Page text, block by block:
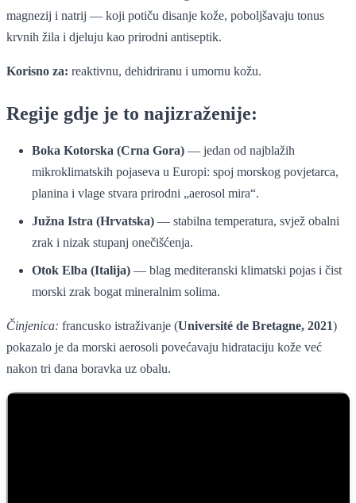
magnezij i natrij — koji potiču disanje kože, poboljšavaju tonus
krvnih žila i djeluju kao prirodni antiseptik.
Korisno za: reaktivnu, dehidriranu i umornu kožu.
Regije gdje je to najizraženije:
Boka Kotorska (Crna Gora) — jedan od najblažih
mikroklimatskih pojaseva u Europi: spoj morskog povjetarca,
planina i vlage stvara prirodni „aerosol mira“.
Južna Istra (Hrvatska) — stabilna temperatura, svjež obalni
zrak i nizak stupanj onečišćenja.
Otok Elba (Italija) — blag mediteranski klimatski pojas i čist
morski zrak bogat mineralnim solima.
Činjenica: francusko istraživanje (Université de Bretagne, 2021)
pokazalo je da morski aerosoli povećavaju hidrataciju kože već
nakon tri dana boravka uz obalu.